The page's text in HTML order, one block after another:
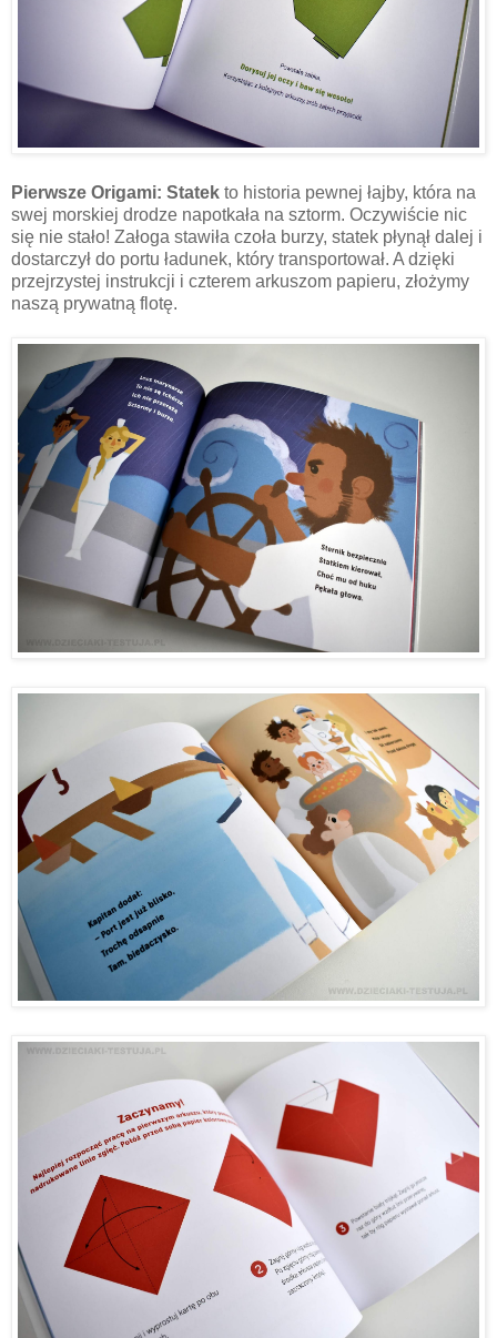
Pierwsze Origami: Statek to historia pewnej łajby, która na
swej morskiej drodze napotkała na sztorm. Oczywiście nic
się nie stało! Załoga stawiła czoła burzy, statek płynął dalej i
dostarczył do portu ładunek, który transportował. A dzięki
przejrzystej instrukcji i czterem arkuszom papieru, złożymy
naszą prywatną flotę.